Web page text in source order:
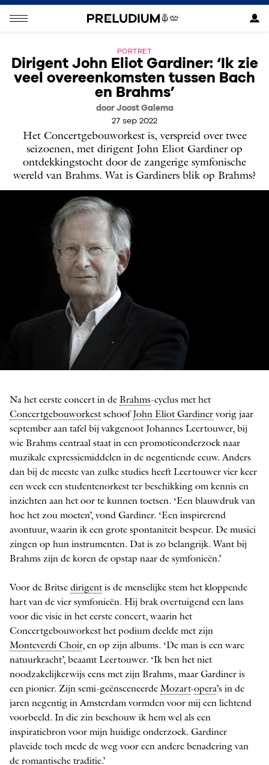
PORTRET
Dirigent John Eliot Gardiner: ‘Ik zie
veel overeenkomsten tussen Bach
en Brahms’
door Joost Galema
27 sep 2022
Het Concertgebouworkest is, verspreid over twee
seizoenen, met dirigent John Eliot Gardiner op
ontdekkingstocht door de zangerige symfonische
wereld van Brahms. Wat is Gardiners blik op Brahms?
FOTO: SIM CANETTY-CLARKE
Na het eerste concert in de Brahms-cyclus met het
Concertgebouworkestschoof John Eliot Gardiner vorig jaar
september aan tafel bij vakgenoot Johannes Leertouwer, bij
wie Brahms centraal staat in een promotieonderzoek naar
muzikale expressiemiddelen in de negentiende eeuw. Anders
dan bij de meeste van zulke studies heeft Leertouwer vier keer
een week een studentenorkest ter beschikking om kennis en
inzichten aan het oor te kunnen toetsen. ‘Een blauwdruk van
hoe het zou moeten’, vond Gardiner. ‘Een inspirerend
avontuur, waarin ik een grote spontaniteit bespeur. De musici
zingen op hun instrumenten. Dat is zo belangrijk. Want bij
Brahms zijn de koren de opstap naar de symfonieën.’
Voor de Britse dirigentis de menselijke stem het kloppende
hart van de vier symfonieën. Hij brak overtuigend een lans
voor die visie in het eerste concert, waarin het
Concertgebouworkest het podium deelde met zijn
Monteverdi Choir, en op zijn albums. ‘De man is een ware
natuurkracht’, beaamt Leertouwer. ‘Ik ben het niet
noodzakelijkerwijs eens met zijn Brahms, maar Gardiner is
een pionier. Zijn semi-­geënsceneerde Mozart-opera’s in de
jaren negentig in Amsterdam vormden voor mij een lichtend
voorbeeld. In die zin beschouw ik hem wel als een
inspiratiebron voor mijn huidige onderzoek. Gardiner
plaveide toch mede de weg voor een andere benadering van
de romantische traditie.’